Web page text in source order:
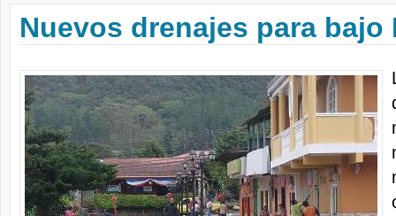
Nuevos drenajes para bajo